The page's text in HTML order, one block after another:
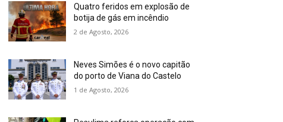
Quatro feridos em explosão de
botija de gás em incêndio
2 de Agosto, 2026
Neves Simões é o novo capitão
do porto de Viana do Castelo
1 de Agosto, 2026